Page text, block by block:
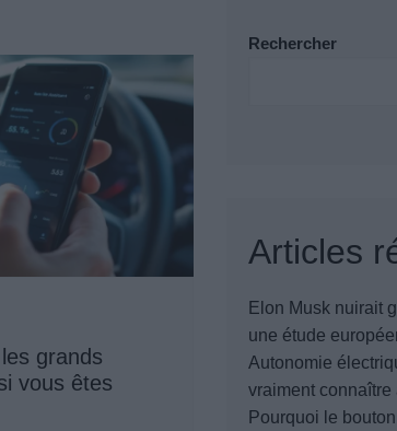
grands
vous êtes
Rechercher
Articles
Elon Musk nuirait
une étude
Autonomie
vraiment connaître
Pourquoi le